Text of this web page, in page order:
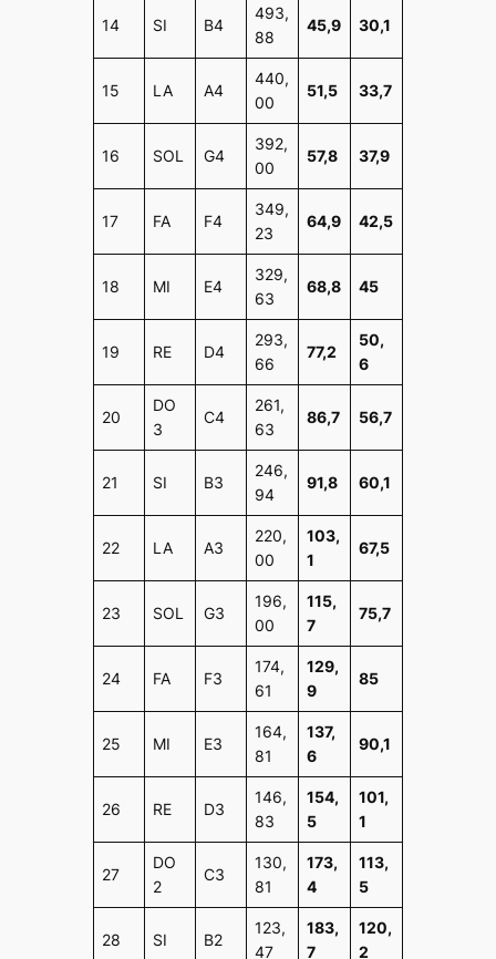
14 SI B4
493,
88
45,9 30,1
15 LA A4
440,
00
51,5 33,7
16 SOL G4
392,
00
57,8 37,9
17 FA F4
349,
23
64,9 42,5
18 MI E4
329,
63
68,8 45
19 RE D4
293,
66
77,2
50,
6
20
DO
3
C4
261,
63
86,7 56,7
21 SI B3
246,
94
91,8 60,1
22 LA A3
220,
00
103,
1
67,5
23 SOL G3
196,
00
115,
7
75,7
24 FA F3
174,
61
129,
9
85
25 MI E3
164,
81
137,
6
90,1
26 RE D3
146,
83
154,
5
101,
1
27
DO
2
C3
130,
81
173,
4
113,
5
28 SI B2
123,
47
183,
7
120,
2